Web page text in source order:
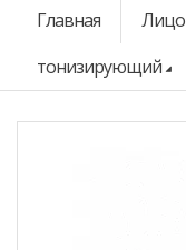
Главная Лицо
тонизирующий